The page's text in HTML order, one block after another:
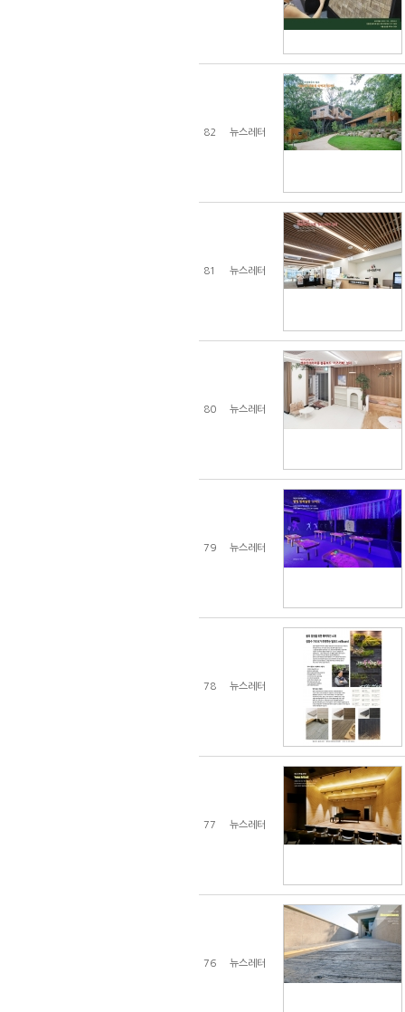
82 뉴스레터
81 뉴스레터
80 뉴스레터
79 뉴스레터
78 뉴스레터
77 뉴스레터
76 뉴스레터